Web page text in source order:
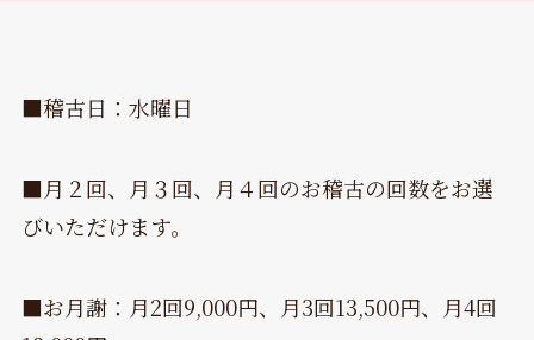
■稽古日：水曜日
■月２回、月３回、月４回のお稽古の回数をお選
びいただけます。
■お月謝：月2回9,000円、月3回13,500円、月4回